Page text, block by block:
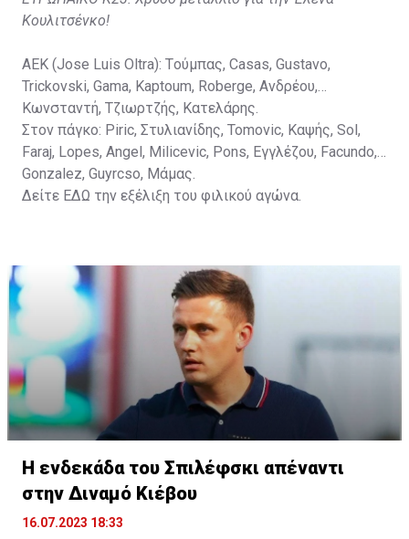
Κουλιτσένκο!
ΑΕΚ (Jose Luis Oltra): Tούμπας, Casas, Gustavo,
Trickovski, Gama, Κaptoum, Roberge, Aνδρέου,
Κωνσταντή, Τζιωρτζής, Κατελάρης.
Στον πάγκο: Piric, Στυλιανίδης, Tomovic, Καψής, Sol,
Faraj, Lopes, Angel, Milicevic, Pons, Εγγλέζου, Facundo,
Gonzalez, Guyrcso, Μάμας.
Δείτε ΕΔΩ την εξέλιξη του φιλικού αγώνα.
Η ενδεκάδα του Σπιλέφσκι απέναντι
στην Διναμό Κιέβου
16.07.2023 18:33